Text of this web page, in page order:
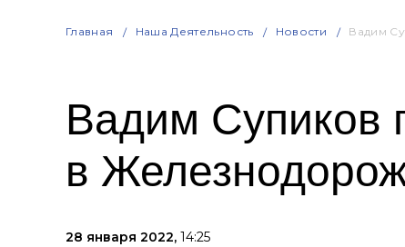
Главная Наша Деятельность Новости Вадим
Вадим Супиков
в
28 января 2022, 14:25